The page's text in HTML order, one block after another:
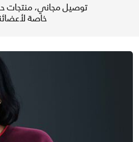
توصيل مجاني، منتجات
خاصة